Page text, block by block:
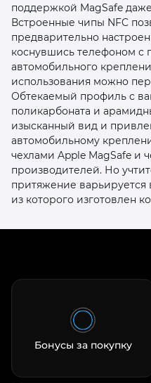
поддержкой MagSafe
Встроенные чипы NFC
предварительно
коснувшись телефоном с
автомобильного
использования можно
Обтекаемый профиль с
поликарбоната и
изысканный вид и
автомобильному
чехлами Apple MagSafe и
производителей. Но
притяжение варьируется
из которого изготовлен
Бонусы за покупку